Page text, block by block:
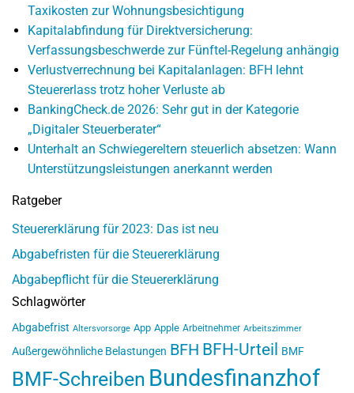
Taxikosten zur Wohnungsbesichtigung
Kapitalabfindung für Direktversicherung:
Verfassungsbeschwerde zur Fünftel-Regelung anhängig
Verlustverrechnung bei Kapitalanlagen: BFH lehnt
Steuererlass trotz hoher Verluste ab
BankingCheck.de 2026: Sehr gut in der Kategorie
„Digitaler Steuerberater“
Unterhalt an Schwiegereltern steuerlich absetzen: Wann
Unterstützungsleistungen anerkannt werden
Ratgeber
Steuererklärung für 2023: Das ist neu
Abgabefristen für die Steuererklärung
Abgabepflicht für die Steuererklärung
Schlagwörter
Abgabefrist Altersvorsorge App Apple Arbeitnehmer Arbeitszimmer
Außergewöhnliche Belastungen BFH BFH-Urteil BMF
BMF-Schreiben Bundesfinanzhof